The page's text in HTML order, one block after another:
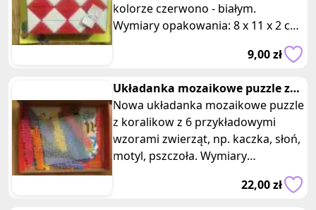
kolorze czerwono - białym.
Wymiary opakowania: 8 x 11 x 2 cm.
Układanka zbudowana z kostek w
9,00 zł
Układanka mozaikowe puzzle z
koralikow zwierzeta
Nowa układanka mozaikowe puzzle
z koralikow z 6 przykładowymi
wzorami zwierząt, np. kaczka, słoń,
motyl, pszczoła. Wymiary
22,00 zł